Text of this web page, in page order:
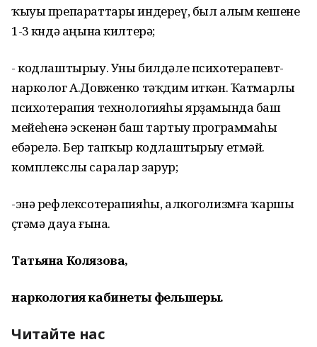
ҡыуы препараттары индереү, был алым кешене
1-3 көндә аңына килтерә;
- кодлаштырыу. Уны билдәле психотерапевт-
нарколог А.Довженко тәҡдим иткән. Ҡатмарлы
психотерапия технологияһы ярҙамында баш
мейеһенә эскенән баш тартыу программаһы
ебәрелә. Бер тапҡыр кодлаштырыу етмәй.
комплекслы саралар зарур;
-энә рефлексотерапияһы, алкоголизмға ҡаршы
өҫтәмә дауа ғына.
Татьяна Колязова,
наркология кабинеты фельшеры.
Читайте нас